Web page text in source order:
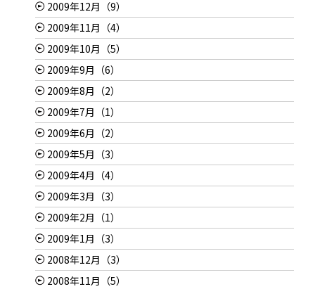
2009年12月（9）
2009年11月（4）
2009年10月（5）
2009年9月（6）
2009年8月（2）
2009年7月（1）
2009年6月（2）
2009年5月（3）
2009年4月（4）
2009年3月（3）
2009年2月（1）
2009年1月（3）
2008年12月（3）
2008年11月（5）